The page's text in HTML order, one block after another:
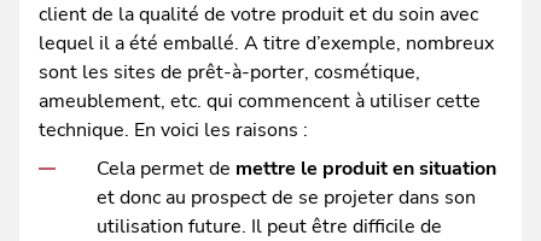
client de la qualité de votre produit et du soin avec
lequel il a été emballé. A titre d’exemple, nombreux
sont les sites de prêt-à-porter, cosmétique,
ameublement, etc. qui commencent à utiliser cette
technique. En voici les raisons :
Cela permet de mettre le produit en situation
et donc au prospect de se projeter dans son
utilisation future. Il peut être difficile de